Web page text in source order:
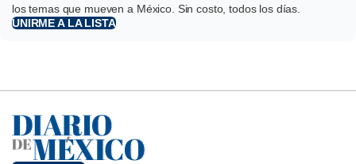
los temas que mueven a México. Sin costo, todos los días.
UNIRME A LA LISTA